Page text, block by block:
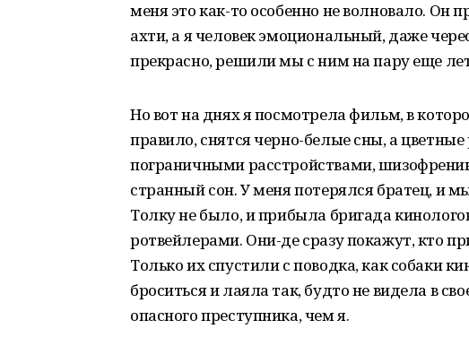
меня это как-то особенно не волновало. Он
ахти, а я человек эмоциональный, даже
прекрасно, решили мы с ним на пару еще
Но вот на днях я посмотрела фильм, в
правило, снятся черно-белые сны, а
пограничными расстройствами,
странный сон. У меня потерялся братец, и
Толку не было, и прибыла бригада
ротвейлерами. Они-де сразу покажут, кто
Только их спустили с поводка, как собаки
броситься и лаяла так, будто не видела в
опасного преступника, чем я.